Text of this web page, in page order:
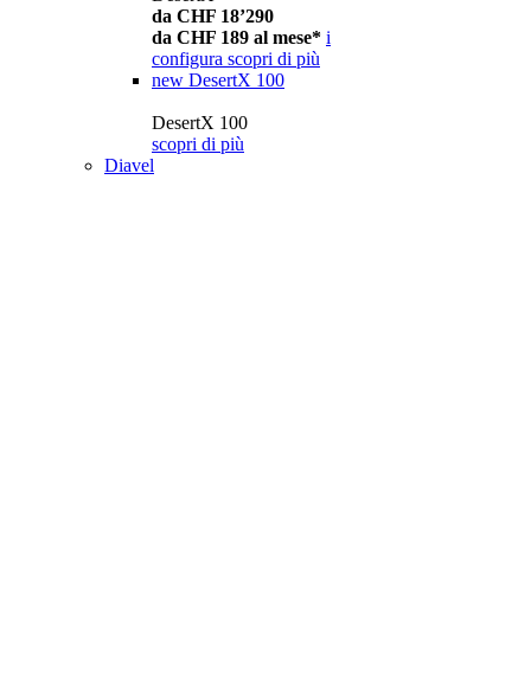
da CHF 18’290
da CHF 189 al mese* i
configura scopri di più
new DesertX 100
DesertX 100
scopri di più
Diavel